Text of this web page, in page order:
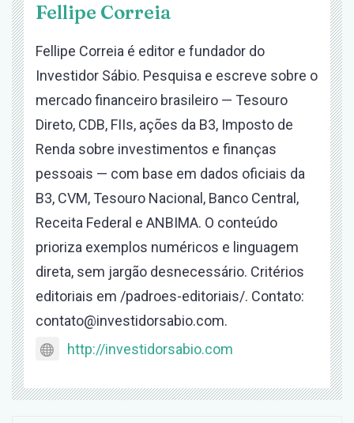
Fellipe Correia
Fellipe Correia é editor e fundador do
Investidor Sábio. Pesquisa e escreve sobre o
mercado financeiro brasileiro — Tesouro
Direto, CDB, FIIs, ações da B3, Imposto de
Renda sobre investimentos e finanças
pessoais — com base em dados oficiais da
B3, CVM, Tesouro Nacional, Banco Central,
Receita Federal e ANBIMA. O conteúdo
prioriza exemplos numéricos e linguagem
direta, sem jargão desnecessário. Critérios
editoriais em /padroes-editoriais/. Contato:
contato@investidorsabio.com.
http://investidorsabio.com